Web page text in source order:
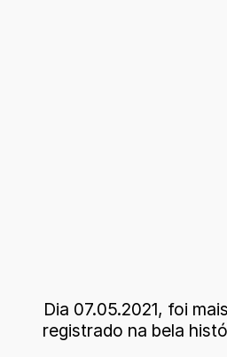
Dia 07.05.2021, foi
registrado na bela